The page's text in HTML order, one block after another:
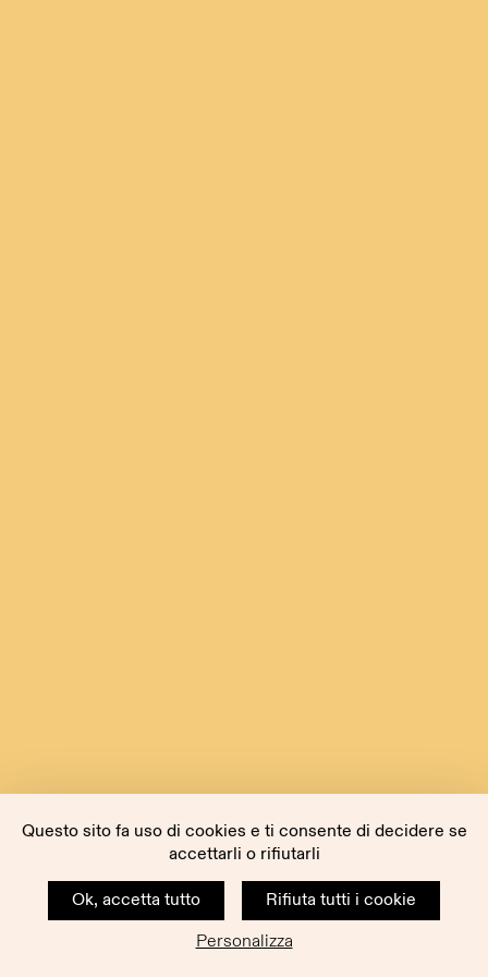
Questo sito fa uso di cookies e ti consente di decidere se
accettarli o rifiutarli
Ok, accetta tutto
Rifiuta tutti i cookie
Personalizza